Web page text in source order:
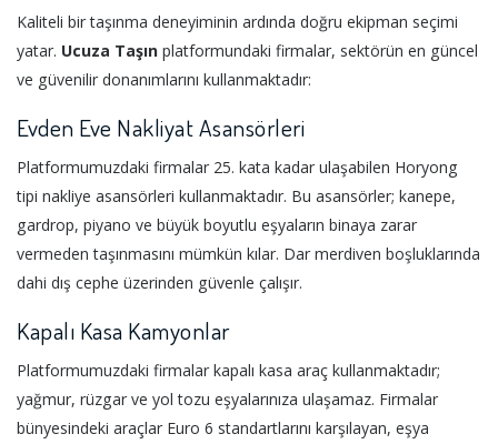
Kaliteli bir taşınma deneyiminin ardında doğru ekipman seçimi
yatar. Ucuza Taşın platformundaki firmalar, sektörün en güncel
ve güvenilir donanımlarını kullanmaktadır:
Evden Eve Nakliyat Asansörleri
Platformumuzdaki firmalar 25. kata kadar ulaşabilen Horyong
tipi nakliye asansörleri kullanmaktadır. Bu asansörler; kanepe,
gardrop, piyano ve büyük boyutlu eşyaların binaya zarar
vermeden taşınmasını mümkün kılar. Dar merdiven boşluklarında
dahi dış cephe üzerinden güvenle çalışır.
Kapalı Kasa Kamyonlar
Platformumuzdaki firmalar kapalı kasa araç kullanmaktadır;
yağmur, rüzgar ve yol tozu eşyalarınıza ulaşamaz. Firmalar
bünyesindeki araçlar Euro 6 standartlarını karşılayan, eşya